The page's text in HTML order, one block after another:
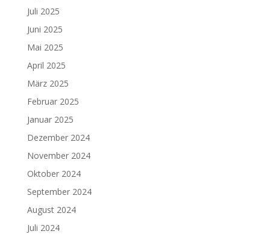
Juli 2025
Juni 2025
Mai 2025
April 2025
März 2025
Februar 2025
Januar 2025
Dezember 2024
November 2024
Oktober 2024
September 2024
August 2024
Juli 2024